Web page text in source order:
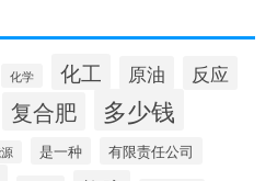
化学 化工 原油 反应
复合肥 多少钱
是一种 有限责任公司